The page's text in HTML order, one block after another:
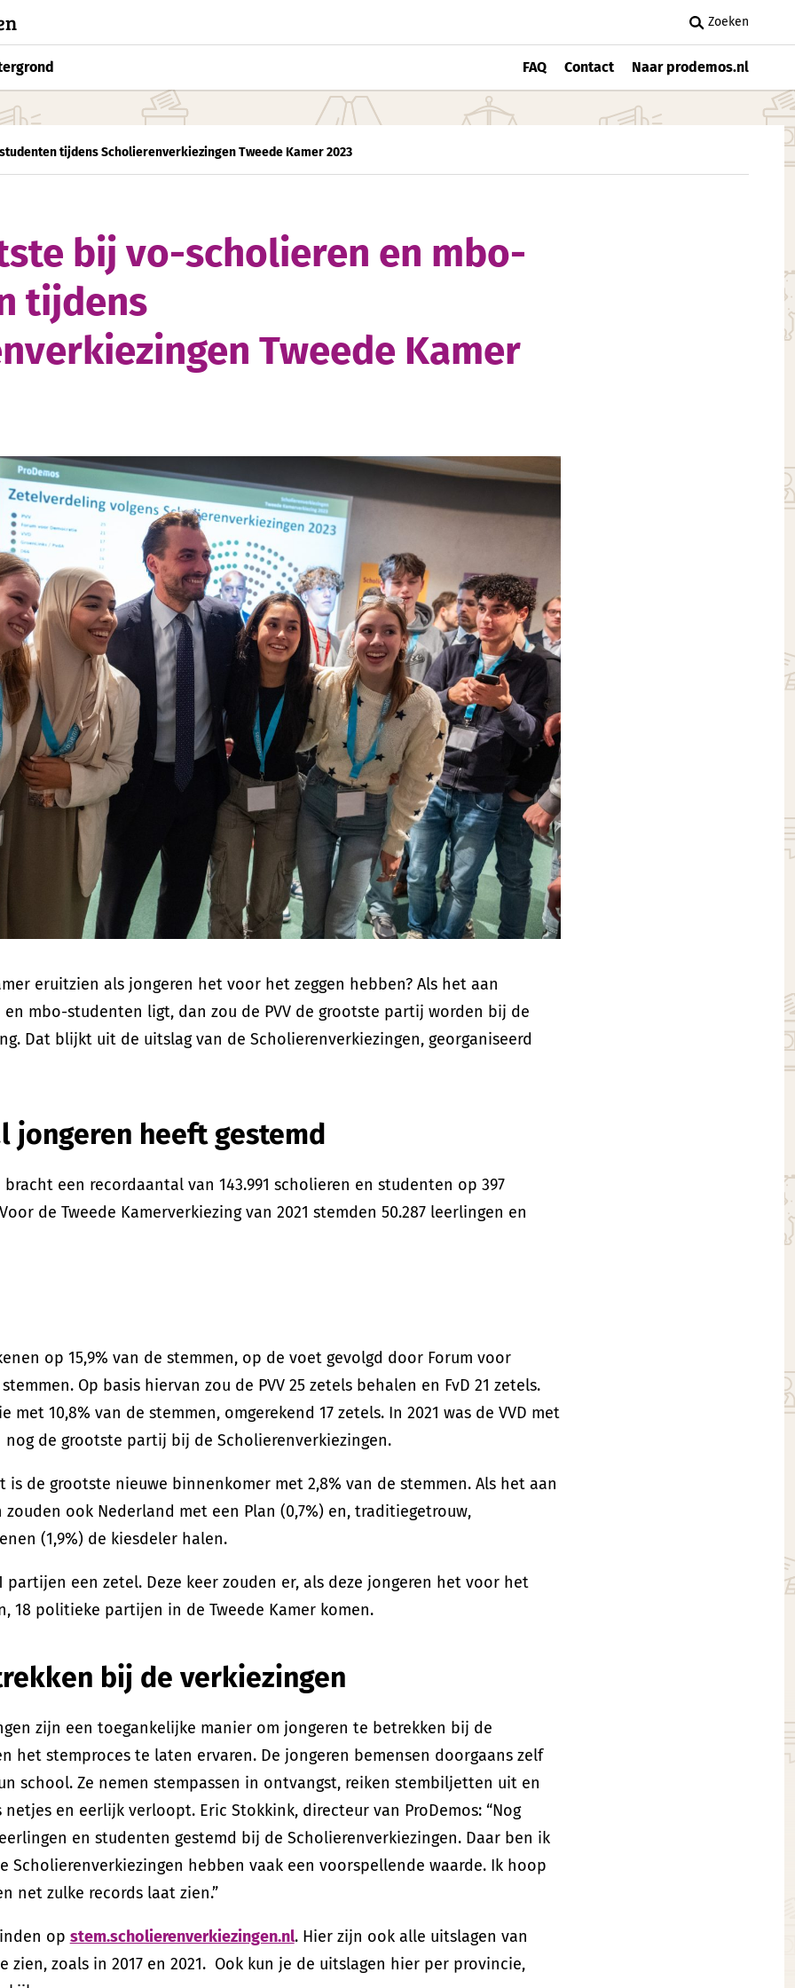
Zoeken
FAQ Contact Naar prodemos.nl
tijdens Scholierenverkiezingen Tweede Kamer 2023
bij vo-scholieren en mbo-
tijdens
Tweede Kamer
eruitzien als jongeren het voor het zeggen hebben? Als het aan
mbo-studenten ligt, dan zou de PVV de grootste partij worden bij de
Dat blijkt uit de uitslag van de Scholierenverkiezingen, georganiseerd
jongeren heeft gestemd
een recordaantal van 143.991 scholieren en studenten op 397
de Tweede Kamerverkiezing van 2021 stemden 50.287 leerlingen en
op 15,9% van de stemmen, op de voet gevolgd door Forum voor
Op basis hiervan zou de PVV 25 zetels behalen en FvD 21 zetels.
met 10,8% van de stemmen, omgerekend 17 zetels. In 2021 was de VVD met
nog de grootste partij bij de Scholierenverkiezingen.
is de grootste nieuwe binnenkomer met 2,8% van de stemmen. Als het aan
ook Nederland met een Plan (0,7%) en, traditiegetrouw,
(1,9%) de kiesdeler halen.
partijen een zetel. Deze keer zouden er, als deze jongeren het voor het
18 politieke partijen in de Tweede Kamer komen.
bij de verkiezingen
zijn een toegankelijke manier om jongeren te betrekken bij de
het stemproces te laten ervaren. De jongeren bemensen doorgaans zelf
school. Ze nemen stempassen in ontvangst, reiken stembiljetten uit en
en eerlijk verloopt. Eric Stokkink, directeur van ProDemos: “Nog
en studenten gestemd bij de Scholierenverkiezingen. Daar ben ik
Scholierenverkiezingen hebben vaak een voorspellende waarde. Ik hoop
net zulke records laat zien.”
op stem.scholierenverkiezingen.nl. Hier zijn ook alle uitslagen van
zien, zoals in 2017 en 2021. Ook kun je de uitslagen hier per provincie,